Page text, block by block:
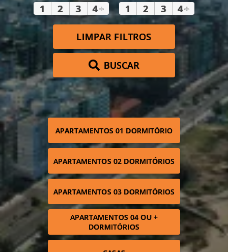
1 2 3 4+ 1 2 3 4+
LIMPAR FILTROS
BUSCAR
APARTAMENTOS 01 DORMITÓRIO
APARTAMENTOS 02 DORMITÓRIOS
APARTAMENTOS 03 DORMITÓRIOS
APARTAMENTOS 04 OU +
DORMITÓRIOS